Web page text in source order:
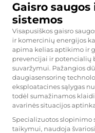
Gaisro
sistemos
Visapusiškos gaisro
ir komercinių energijos
apima kelias aptikimo ir
prevencijai ir potencialių
suvaržymui. Pažangios
daugiasensorinę
eksploatacines sąlygas
todėl sumažinamos
avarinės situacijos
Specializuotos slopinimo
taikymui, naudoja